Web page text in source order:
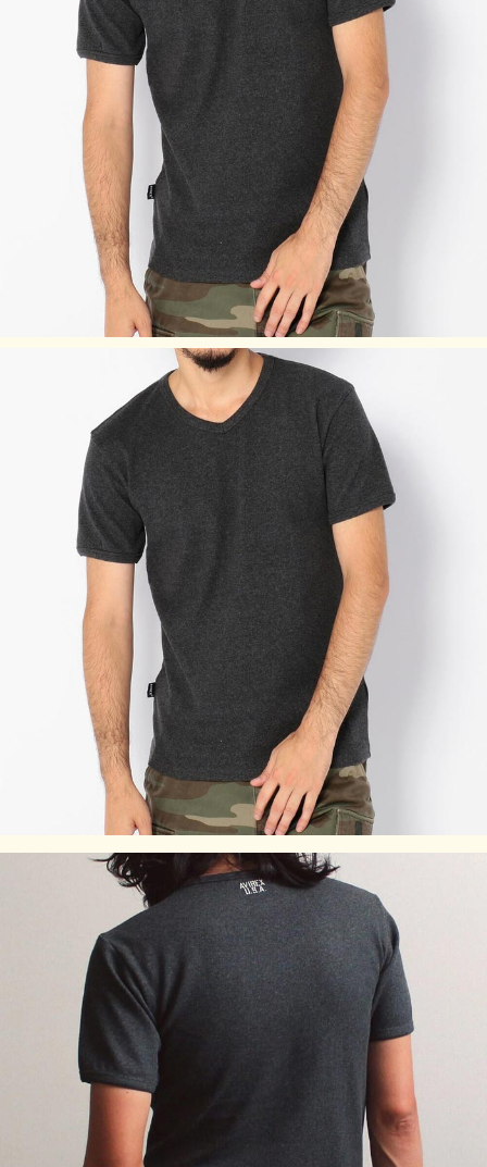
品番:7834934008 6143501
ブランド:AVIREX
原産国:ベトナム製
素材:（本体）コットン 95% ポリウレタン 5%
中性洗剤(おしゃれ着洗剤)のご使用をおすすめします。
裏返してネットに入れてください。
プリント部分のつまみ洗いは、お避け下さい。
プリント部分へのアイロンは剥離の原因になりますのでお避
けください。アイロン使用時は、当て布を当ててください。
タンブラー乾燥は、お避け下さい。
生地の特性上、縮みやすいので、洗濯後は縦方向に引っ張
り、形を整えて干してください。
濃色は着用時の汗や摩擦により色落ちしますので、淡色物と
合わせての着用はお避けください。
素材の性質上、直射日光や蛍光灯の長時間照射により、色あ
せする恐れがあります。